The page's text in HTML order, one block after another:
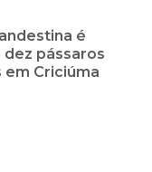
é
pássaros
em Criciúma